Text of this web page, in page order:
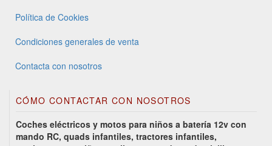
Política de Cookies
Condiciones generales de venta
Contacta con nosotros
CÓMO CONTACTAR CON NOSOTROS
Coches eléctricos y motos para niños a batería 12v con
mando RC, quads infantiles, tractores infantiles,